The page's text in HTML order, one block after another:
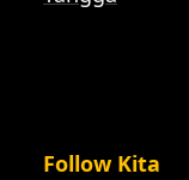
Follow Kita